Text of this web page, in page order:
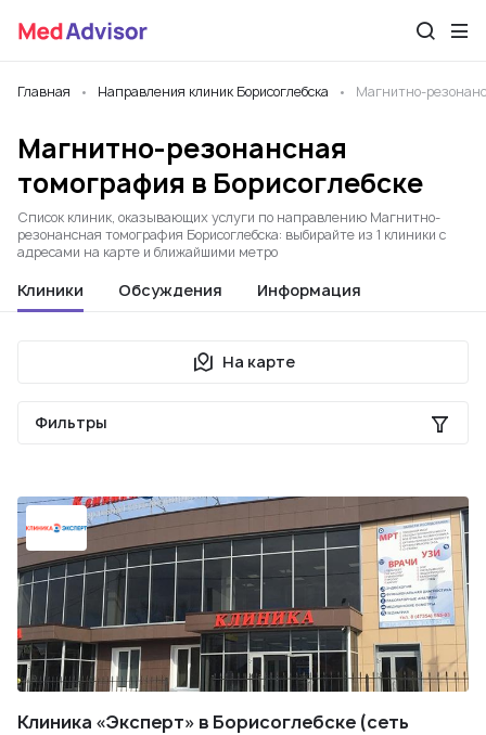
Главная Направления клиник Борисоглебска Магнитно-
Магнитно-резонансная
томография в Борисоглебске
Список клиник, оказывающих услуги по направлению Магнитно-
резонансная томография Борисоглебска: выбирайте из 1 клиники с
адресами на карте и ближайшими метро
Клиники Обсуждения Информация
На карте
Фильтры
Клиника «Эксперт» в Борисоглебске (сеть